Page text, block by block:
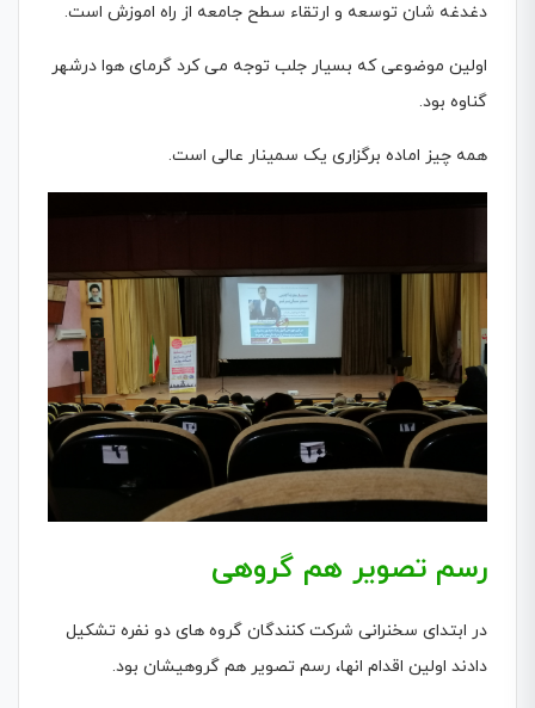
دغدغه شان توسعه و ارتقاء سطح جامعه از راه اموزش است.
اولین موضوعی که بسیار جلب توجه می کرد گرمای هوا درشهر
گناوه بود.
همه چیز اماده برگزاری یک سمینار عالی است.
رسم تصویر هم گروهی
در ابتدای سخنرانی شرکت کنندگان گروه های دو نفره تشکیل
دادند اولین اقدام انها، رسم تصویر هم گروهیشان بود.